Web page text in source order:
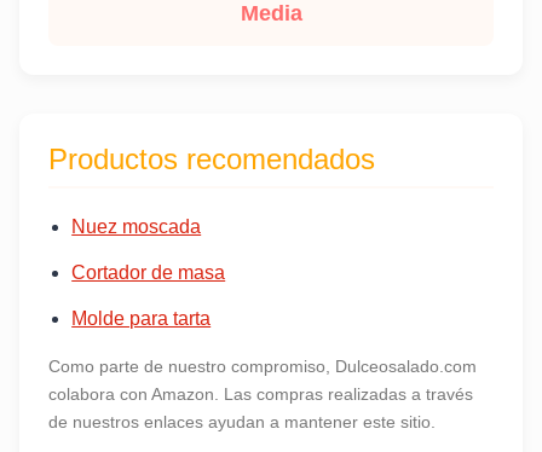
Media
Productos recomendados
Nuez moscada
Cortador de masa
Molde para tarta
Como parte de nuestro compromiso, Dulceosalado.com
colabora con Amazon. Las compras realizadas a través
de nuestros enlaces ayudan a mantener este sitio.